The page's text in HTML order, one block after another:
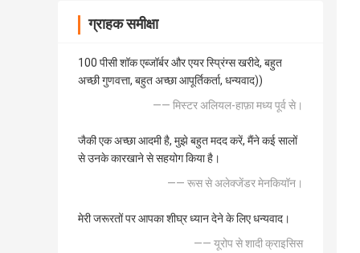
ग्राहक समीक्षा
100 पीसी शॉक एब्जॉर्बर और एयर स्प्रिंग्स खरीदे, बहुत
अच्छी गुणवत्ता, बहुत अच्छा आपूर्तिकर्ता, धन्यवाद))
—— मिस्टर अलियल-हाफ़ा मध्य पूर्व से।
जैकी एक अच्छा आदमी है, मुझे बहुत मदद करें, मैंने कई सालों
से उनके कारखाने से सहयोग किया है।
—— रूस से अलेक्जेंडर मेनकियॉन।
मेरी जरूरतों पर आपका शीघ्र ध्यान देने के लिए धन्यवाद।
—— यूरोप से शादी क्राइसिस